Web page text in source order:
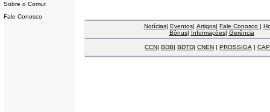
Sobre o Comut
Fale Conosco
Notícias| Eventos| Artigos| Fale Conosco |
Bônus| Informações| Gerência
CCN| BDB| BDTD| CNEN | PROSSIGA |